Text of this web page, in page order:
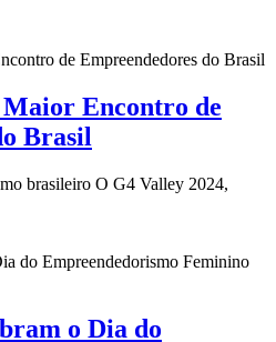
Encontro de
Brasil
brasileiro O G4 Valley 2024,
o Dia do